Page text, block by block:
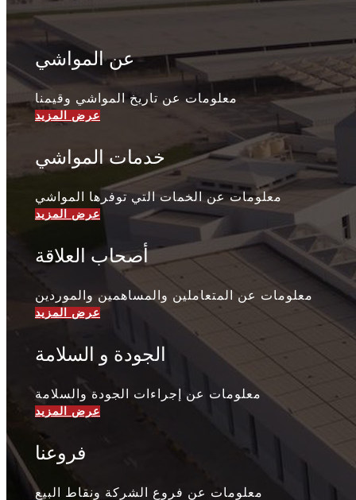
عن المواشي
​معلومات عن تاريخ المواشي وقيمنا
​خدمات المواشي
أصحاب العلاقة
معلومات عن المتعاملين والمساهمين والموردين
الجودة و السلامة
​معلومات عن إجراءات الجودة والسلامة
فروعنا
معلومات عن فروع الشركة ونقاط البيع